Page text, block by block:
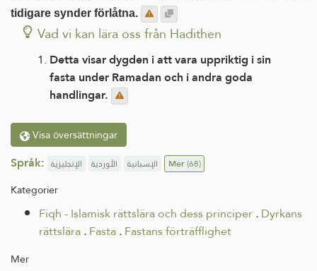
tidigare synder förlåtna.
Vad vi kan lära oss från Hadithen
Detta visar dygden i att vara uppriktig i sin
fasta under Ramadan och i andra goda
handlingar.
Visa översättningar
Språk: الإنجليزية الأوردية الإسبانية Mer(68)
Kategorier
Fiqh - Islamisk rättslära och dess principer.Dyrkans
rättslära.Fasta.Fastans förträfflighet
Mer